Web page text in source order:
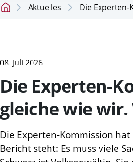
StartseiteAktuelles Die Experten-
08. Juli 2026
Die Experten-
gleiche wie wir.
Die Experten-Kommission
Bericht steht: Es muss viele